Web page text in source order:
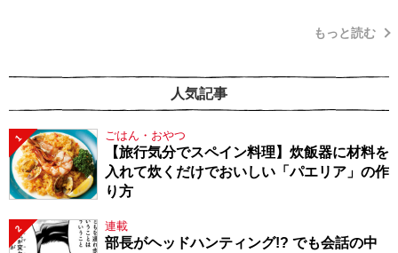
もっと読む
人気記事
1 ごはん・おやつ
【旅行気分でスペイン料理】炊飯器に材料を
入れて炊くだけでおいしい「パエリア」の作
り方
2 連載
部長がヘッドハンティング!? でも会話の中